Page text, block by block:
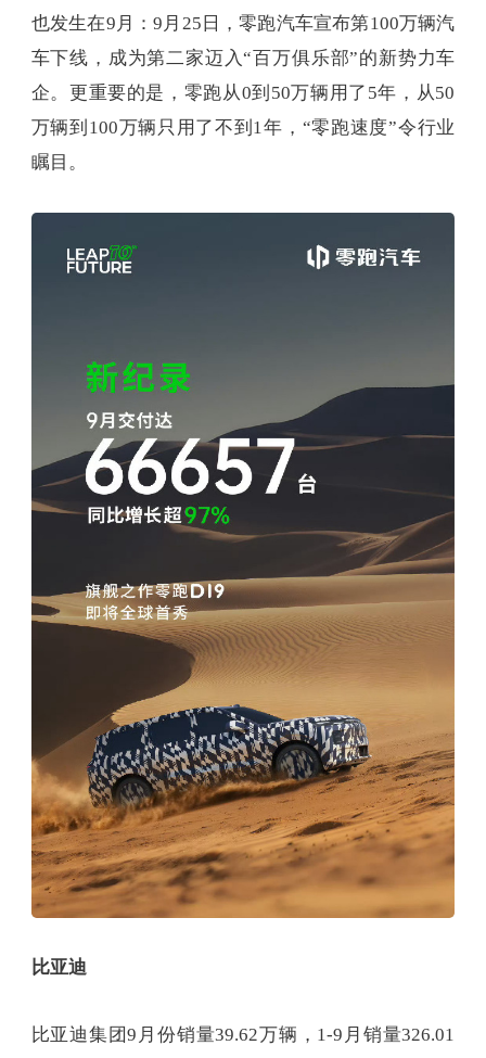
也发生在9月：9月25日，零跑汽车宣布第100万辆汽
车下线，成为第二家迈入“百万俱乐部”的新势力车
企。更重要的是，零跑从0到50万辆用了5年，从50
万辆到100万辆只用了不到1年，“零跑速度”令行业
瞩目。
比亚迪
比亚迪集团9月份销量39.62万辆，1-9月销量326.01